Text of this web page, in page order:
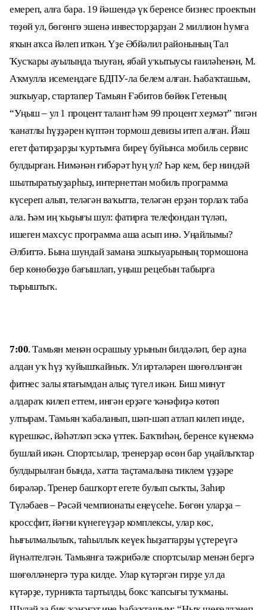
емереп, алға бара. 19 йәшендә үк беренсе бизнес проектын
төҙөй ул, бөгөнгө эшенә инвесторҙарҙан 2 миллион һумға
яҡын аҡса йәлеп иткән. Үҙе Әбйәлил районының Тал
Ҡусҡары ауылында тыуған, ябай уҡытыусы ғаиләһенән, М.
Аҡмулла исемендәге БДПУ-ла белем алған. Һабаҡташым,
эшҡыуар, стартапер Тамьян Ғәбитов бөйөк Гетеның
“Уңыш – ул 1 процент талант һәм 99 процент хеҙмәт” тигән
ҡанатлы һүҙҙәрен күптән тормош девизы итеп алған. Йәш
егет фатирҙарҙы ҡуртымға биреү буйынса мобиль сервис
булдырған. Нимәнән ғибәрәт һуң ул? Һәр кем, бер ниндәй
шылтыратыуҙарһыҙ, интернеттан мобиль программа
күсереп алып, теләгән ваҡытта, теләгән ерҙән торлаҡ таба
ала. Һәм иң ҡыҙығы шул: фатирға телефондан түләп,
ишеген махсус программа аша асып инә. Уңайлымы?
Әлбиттә. Бына шундай замана эшҡыуарының тормошона
бер көнөбөҙҙө бағышлап, уңыш рецебын табырға
тырыштыҡ.
7:00. Тамьян менән осрашыу урынын билдәләп, бер аҙна
алдан уҡ һүҙ ҡуйышҡайныҡ. Ул иртәләрен шөғөлләнгән
фитнес залы ятағымдан алыҫ түгел икән. Биш минут
алдараҡ килеп еттем, ингән ерҙәге ҡәнәфиҙә көтөп
ултырам. Тамьян ҡабаланып, шәп-шәп атлап килеп инде,
күрешкәс, йәһәтләп эскә үттек. Баҡтиһәң, беренсе күнекмә
бушлай икән. Спортсылар, тренерҙар өсөн бар уңайлыҡтар
булдырылған бында, хатта таҫтамалына тиклем үҙҙәре
бирәләр. Тренер башҡорт егете булып сыҡты, Заһир
Түләбаев – Рәсәй чемпионаты еңеүсеһе. Бөгөн уларҙа –
кроссфит, йәғни күнегеүҙәр комплексы, улар көс,
һығылмалылыҡ, таһыллыҡ кеүек һыҙаттарҙы үҫтереүгә
йүнәлтелгән. Тамьянға тәжрибәле спортсылар менән бергә
шөғөлләнергә тура килде. Улар күтәргән гирҙе ул да
күтәрҙе, турникта тартылды, бокс ҡапсығы туҡманы.